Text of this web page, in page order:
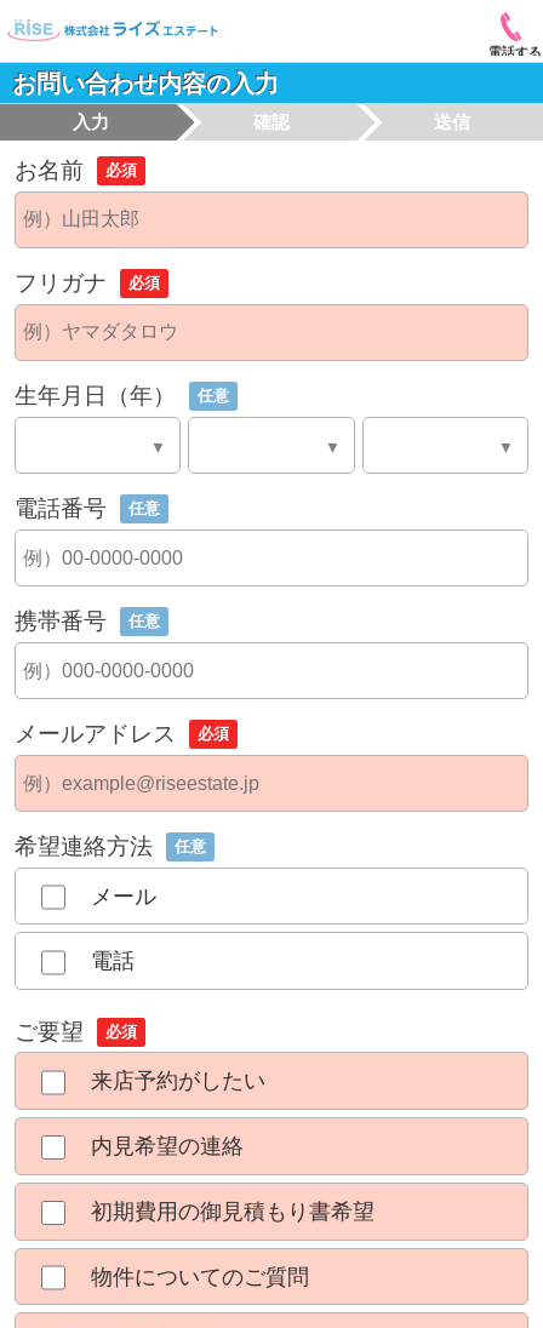
電話する
お問い合わせ内容の入力
入力 確認 送信
お名前 必須
フリガナ 必須
生年月日（年） 任意
電話番号 任意
携帯番号 任意
メールアドレス 必須
希望連絡方法 任意
メール
電話
ご要望 必須
来店予約がしたい
内見希望の連絡
初期費用の御見積もり書希望
物件についてのご質問